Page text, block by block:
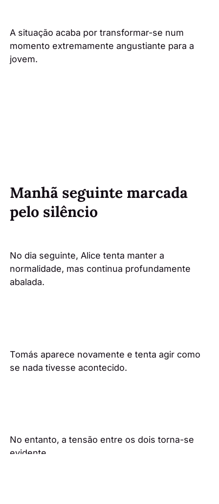
A situação acaba por transformar-se num
momento extremamente angustiante para a
jovem.
Manhã seguinte marcada
pelo silêncio
No dia seguinte, Alice tenta manter a
normalidade, mas continua profundamente
abalada.
Tomás aparece novamente e tenta agir como
se nada tivesse acontecido.
No entanto, a tensão entre os dois torna-se
evidente.